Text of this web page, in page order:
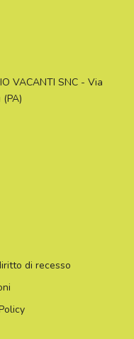
VACANTI SNC - Via
di recesso